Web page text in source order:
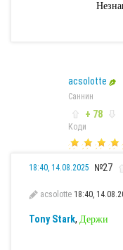
acsolotte
Саннин
+ 78
Коди
18:40, 14.08.2025 №27
acsolotte 18:40,
Tony Stark, Держи